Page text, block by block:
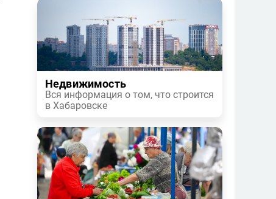
Недвижимость
Вся информация о том, что строится
в Хабаровске